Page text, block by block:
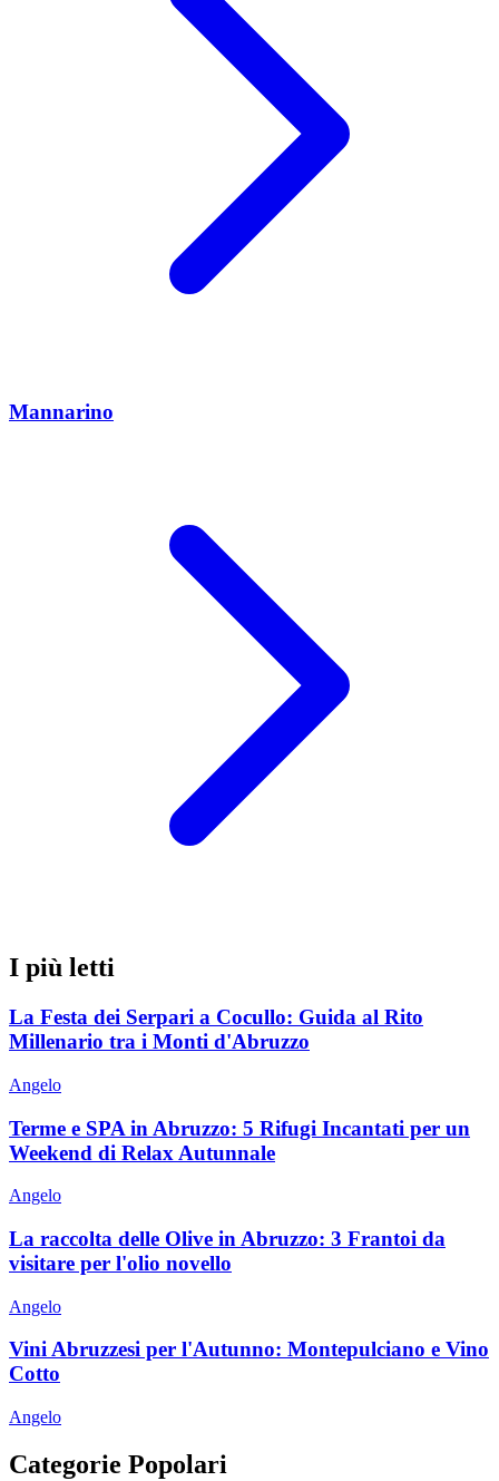
Mannarino
I più letti
La Festa dei Serpari a Cocullo: Guida al Rito
Millenario tra i Monti d'Abruzzo
Angelo
Terme e SPA in Abruzzo: 5 Rifugi Incantati per un
Weekend di Relax Autunnale
Angelo
La raccolta delle Olive in Abruzzo: 3 Frantoi da
visitare per l'olio novello
Angelo
Vini Abruzzesi per l'Autunno: Montepulciano e Vino
Cotto
Angelo
Categorie Popolari